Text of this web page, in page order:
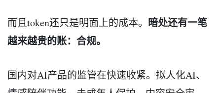
而且token还只是明面上的成本。 暗处还有一笔
越来越贵的账：合规。
国内对AI产品的监管在快速收紧。拟人化AI、